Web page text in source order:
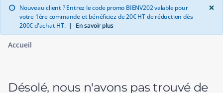
info Nouveau client ? Entrez le code promo BIENV202 valable pour
votre 1ère commande et bénéficiez de 20€ HT de réduction dès
200€ d'achat HT. | En savoir plus
×
Accueil
Désolé, nous n'avons pas trouvé de